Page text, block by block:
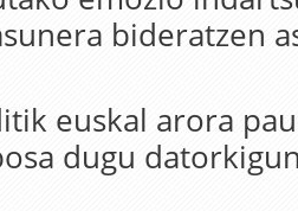
bideratzen
euskal arora
dugu